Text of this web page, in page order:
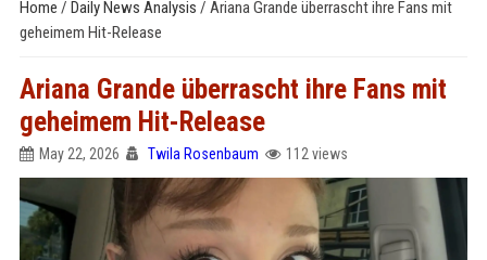
Home / Daily News Analysis / Ariana Grande überrascht ihre Fans mit
geheimem Hit-Release
Ariana Grande überrascht ihre Fans mit
geheimem Hit-Release
May 22, 2026 Twila Rosenbaum 112 views